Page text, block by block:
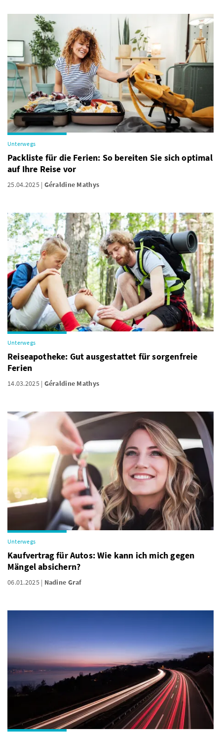
Unterwegs
Packliste für die Ferien: So bereiten Sie sich optimal
auf Ihre Reise vor
25.04.2025 Géraldine Mathys
Unterwegs
Reiseapotheke: Gut ausgestattet für sorgenfreie
Ferien
14.03.2025 Géraldine Mathys
Unterwegs
Kaufvertrag für Autos: Wie kann ich mich gegen
Mängel absichern?
06.01.2025 Nadine Graf